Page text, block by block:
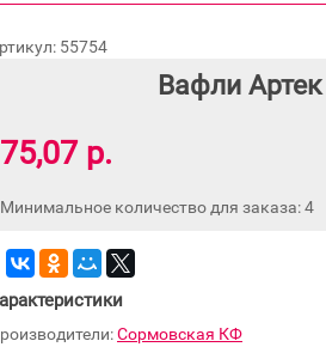
55754
Вафли
75,07 р.
Минимальное количество для заказа: 4
Сормовская КФ